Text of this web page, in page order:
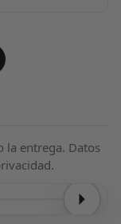
la entrega. Datos